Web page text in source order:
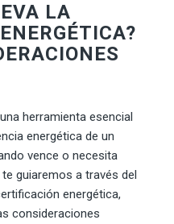
LA
herramienta esencial
energética de un
vence o necesita
guiaremos a través del
energética,
consideraciones